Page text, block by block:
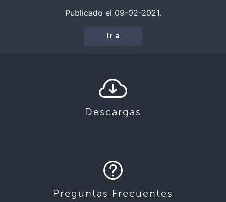
Publicado el 09-02-2021.
Ir a
Descargas
Preguntas Frecuentes